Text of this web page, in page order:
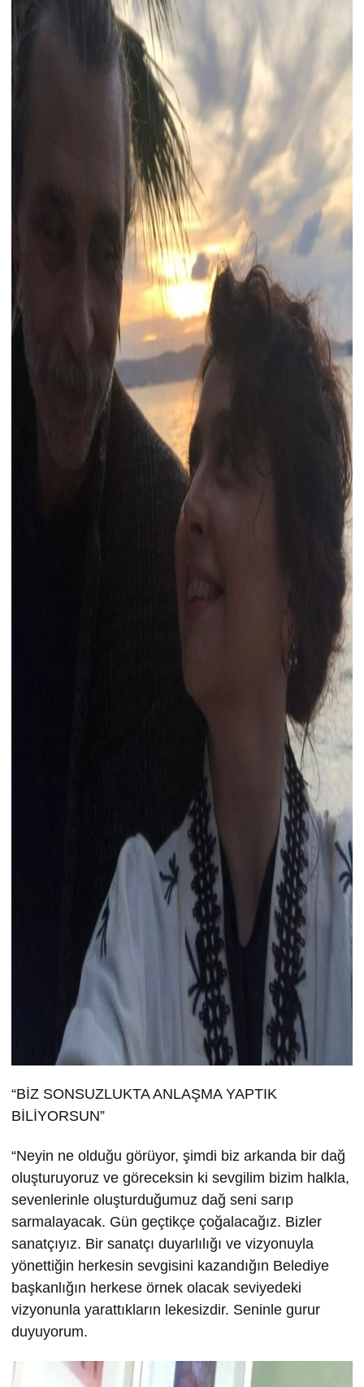
“BİZ SONSUZLUKTA ANLAŞMA YAPTIK
BİLİYORSUN”
“Neyin ne olduğu görüyor, şimdi biz arkanda bir dağ
oluşturuyoruz ve göreceksin ki sevgilim bizim halkla,
sevenlerinle oluşturduğumuz dağ seni sarıp
sarmalayacak. Gün geçtikçe çoğalacağız. Bizler
sanatçıyız. Bir sanatçı duyarlılığı ve vizyonuyla
yönettiğin herkesin sevgisini kazandığın Belediye
başkanlığın herkese örnek olacak seviyedeki
vizyonunla yarattıkların lekesizdir. Seninle gurur
duyuyorum.